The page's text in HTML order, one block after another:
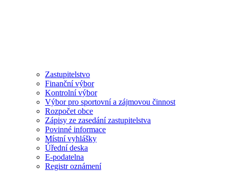
Zastupitelstvo
Finanční výbor
Kontrolní výbor
Výbor pro sportovní a zájmovou činnost
Rozpočet obce
Zápisy ze zasedání zastupitelstva
Povinné informace
Místní vyhlášky
Úřední deska
E-podatelna
Registr oznámení